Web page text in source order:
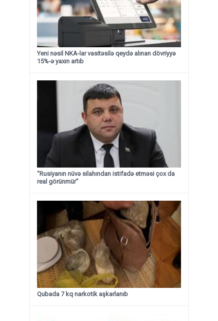
Yeni nəsil NKA-lar vasitəsilə qeydə alınan dövriyyə
15%-ə yaxın artıb
“Rusiyanın nüvə silahından istifadə etməsi çox da
real görünmür”
Qubada 7 kq narkotik aşkarlanıb